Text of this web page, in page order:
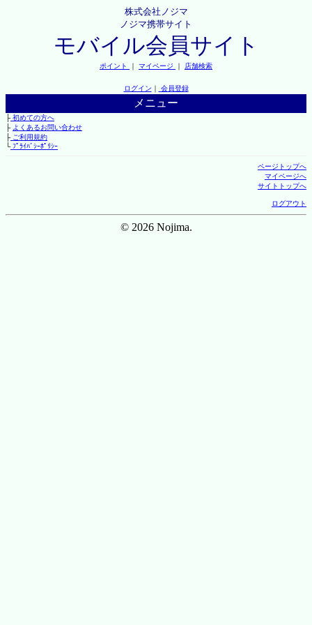
株式会社ノジマ
ノジマ携帯サイト
モバイル会員サイト
ポイント ｜ マイページ ｜ 店舗検索
ログイン ｜ 会員登録
メニュー
├初めての方へ
├ よくあるお問い合わせ
├ご利用規約
└ﾌﾟﾗｲﾊﾞｼｰﾎﾟﾘｼｰ
ページトップへ
マイページへ
サイトトップへ
ログアウト
© 2026 Nojima.